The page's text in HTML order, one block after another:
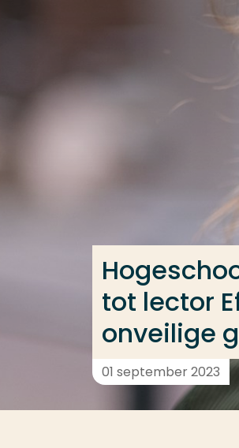
tot lector
onveilige
01 september 2023